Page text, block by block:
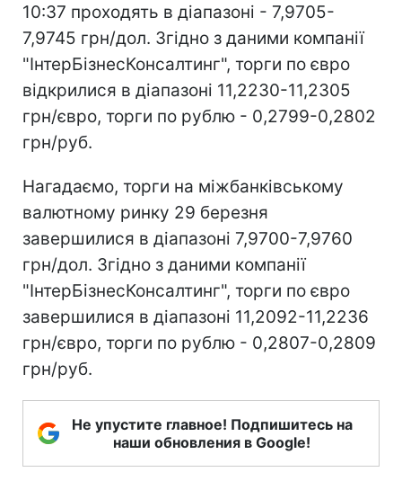
10:37 проходять в діапазоні - 7,9705-
7,9745 грн/дол. Згідно з даними компанії
"ІнтерБізнесКонсалтинг", торги по євро
відкрилися в діапазоні 11,2230-11,2305
грн/євро, торги по рублю - 0,2799-0,2802
грн/руб.
Нагадаємо, торги на міжбанківському
валютному ринку 29 березня
завершилися в діапазоні 7,9700-7,9760
грн/дол. Згідно з даними компанії
"ІнтерБізнесКонсалтинг", торги по євро
завершилися в діапазоні 11,2092-11,2236
грн/євро, торги по рублю - 0,2807-0,2809
грн/руб.
Не упустите главное! Подпишитесь на
наши обновления в Google!